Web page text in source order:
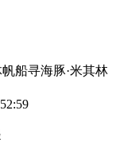
船寻海豚·米其林